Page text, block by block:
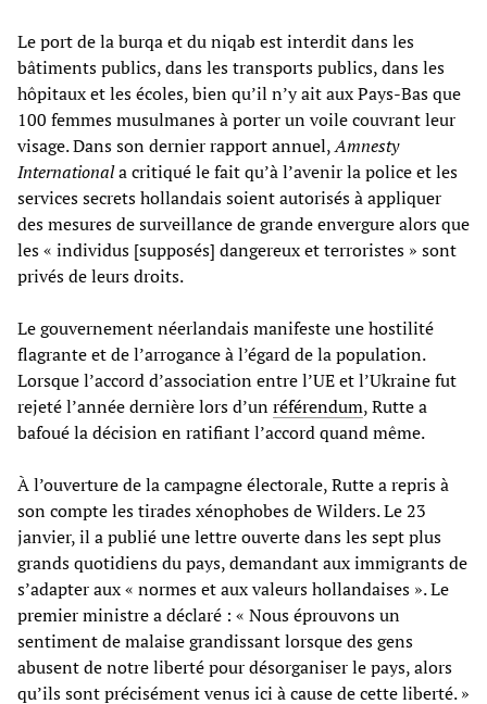
Le port de la burqa et du niqab est interdit dans les
bâtiments publics, dans les transports publics, dans les
hôpitaux et les écoles, bien qu’il n’y ait aux Pays-Bas que
100 femmes musulmanes à porter un voile couvrant leur
visage. Dans son dernier rapport annuel,Amnesty
Internationala critiqué le fait qu’à l’avenir la police et les
services secrets hollandais soient autorisés à appliquer
des mesures de surveillance de grande envergure alors que
les « individus [supposés] dangereux et terroristes » sont
privés de leurs droits.
Le gouvernement néerlandais manifeste une hostilité
flagrante et de l’arrogance à l’égard de la population.
Lorsque l’accord d’association entre l’UE et l’Ukraine fut
rejeté l’année dernière lors d’unréférendum, Rutte a
bafoué la décision en ratifiant l’accord quand même.
À l’ouverture de la campagne électorale, Rutte a repris à
son compte les tirades xénophobes de Wilders. Le 23
janvier, il a publié une lettre ouverte dans les sept plus
grands quotidiens du pays, demandant aux immigrants de
s’adapter aux « normes et aux valeurs hollandaises ». Le
premier ministre a déclaré : « Nous éprouvons un
sentiment de malaise grandissant lorsque des gens
abusent de notre liberté pour désorganiser le pays, alors
qu’ils sont précisément venus ici à cause de cette liberté. »